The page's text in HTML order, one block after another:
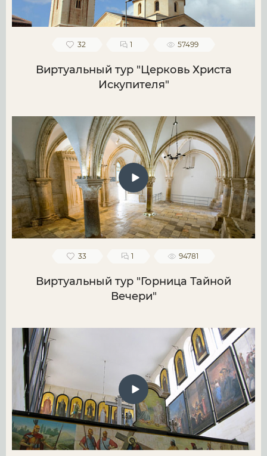
32 1 57499
Виртуальный тур "Церковь Христа
Искупителя"
33 1 94781
Виртуальный тур "Горница Тайной
Вечери"